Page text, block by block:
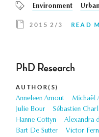
Environment
2015 2/3 READ
PhD Research
AUTHOR(S)
Anneleen Arnout Michaël
Julie Bour
Sébastien
Hanne Cottyn
Alexandra
Bart De Sutter
Victor